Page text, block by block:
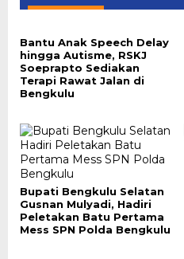
Bantu Anak Speech Delay
hingga Autisme, RSKJ
Soeprapto Sediakan
Terapi Rawat Jalan di
Bengkulu
Bupati Bengkulu Selatan
Gusnan Mulyadi, Hadiri
Peletakan Batu Pertama
Mess SPN Polda Bengkulu